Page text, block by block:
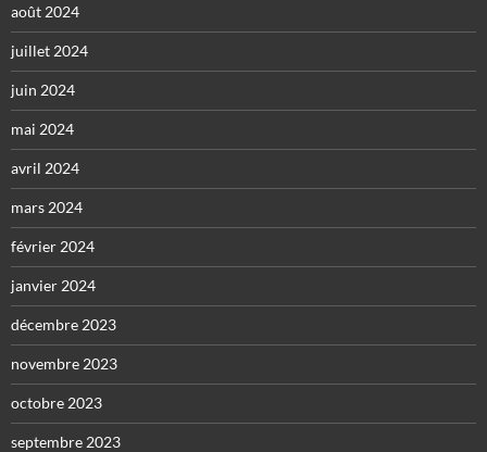
août 2024
juillet 2024
juin 2024
mai 2024
avril 2024
mars 2024
février 2024
janvier 2024
décembre 2023
novembre 2023
octobre 2023
septembre 2023